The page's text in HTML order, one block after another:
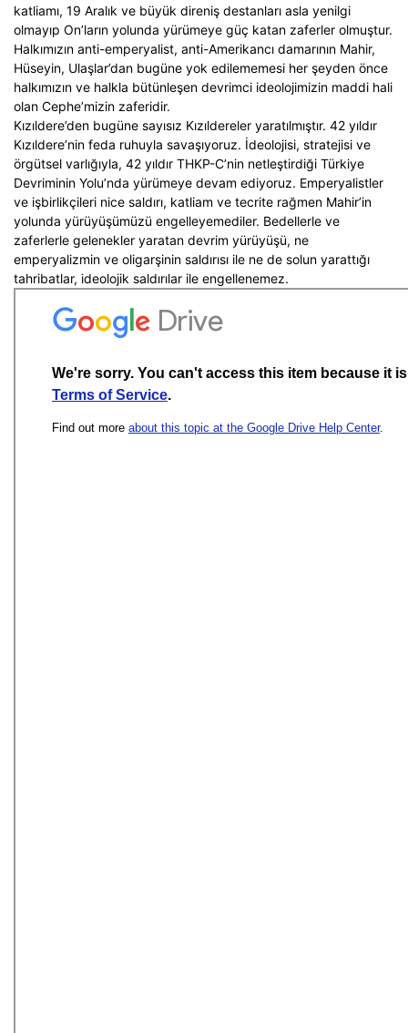
katliamı, 19 Aralık ve büyük direniş destanları asla yenilgi
olmayıp On’ların yolunda yürümeye güç katan zaferler olmuştur.
Halkımızın anti-emperyalist, anti-Amerikancı damarının Mahir,
Hüseyin, Ulaşlar’dan bugüne yok edilememesi her şeyden önce
halkımızın ve halkla bütünleşen devrimci ideolojimizin maddi hali
olan Cephe’mizin zaferidir.
Kızıldere’den bugüne sayısız Kızıldereler yaratılmıştır. 42 yıldır
Kızıldere’nin feda ruhuyla savaşıyoruz. İdeolojisi, stratejisi ve
örgütsel varlığıyla, 42 yıldır THKP-C’nin netleştirdiği Türkiye
Devriminin Yolu’nda yürümeye devam ediyoruz. Emperyalistler
ve işbirlikçileri nice saldırı, katliam ve tecrite rağmen Mahir’in
yolunda yürüyüşümüzü engelleyemediler. Bedellerle ve
zaferlerle gelenekler yaratan devrim yürüyüşü, ne
emperyalizmin ve oligarşinin saldırısı ile ne de solun yarattığı
tahribatlar, ideolojik saldırılar ile engellenemez.